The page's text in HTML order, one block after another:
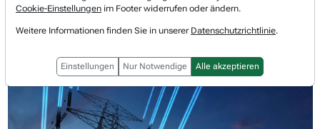
Vistra: Zwischen KI-Boom und
Wartungssaison – warum die Aktie
im Spätwinter schwächelt
Cookie-Einstellungen im Footer widerrufen oder ändern.
Weitere Informationen finden Sie in unserer Datenschutzrichtlinie.
Einstellungen Nur Notwendige Alle akzeptieren